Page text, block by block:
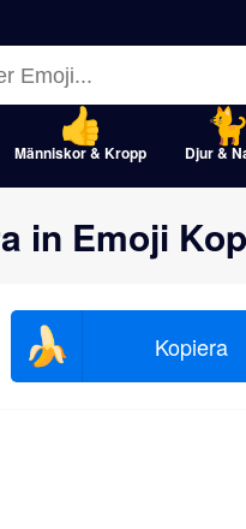
Människor & Kropp Djur &
in Emoji
🍌 Kopiera